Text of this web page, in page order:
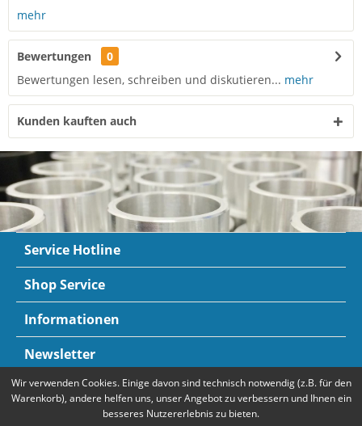
mehr
Bewertungen
0
Bewertungen lesen, schreiben und diskutieren... mehr
Kunden kauften auch
Service Hotline
Shop Service
Informationen
Newsletter
Zahlungsarten Mehr Informationen
Wir verwenden Cookies. Einige davon sind technisch notwendig (z.B. für den
Warenkorb), andere helfen uns, unser Angebot zu verbessern und Ihnen ein
besseres Nutzererlebnis zu bieten.